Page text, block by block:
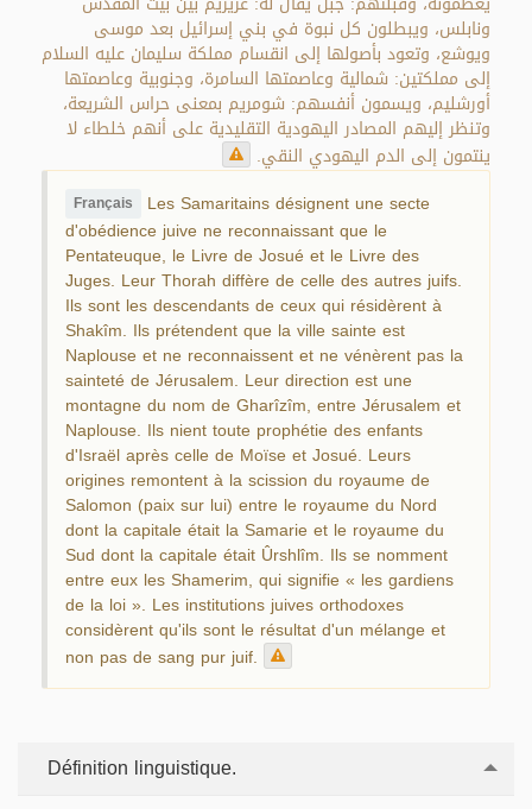
ونابلس، ويبطلون كل نبوة في بني إسرائيل بعد موسى
ويوشع، وتعود بأصولها إلى انقسام مملكة سليمان عليه السلام
إلى مملكتين: شمالية وعاصمتها السامرة، وجنوبية وعاصمتها
أورشليم، ويسمون أنفسهم: شومريم بمعنى حراس الشريعة،
وتنظر إليهم المصادر اليهودية التقليدية على أنهم خلطاء لا
ينتمون إلى الدم اليهودي النقي.
Français
Les Samaritains désignent une secte
d'obédience juive ne reconnaissant que le
Pentateuque, le Livre de Josué et le Livre des
Juges. Leur Thorah diffère de celle des autres juifs.
Ils sont les descendants de ceux qui résidèrent à
Shakîm. Ils prétendent que la ville sainte est
Naplouse et ne reconnaissent et ne vénèrent pas la
sainteté de Jérusalem. Leur direction est une
montagne du nom de Gharîzîm, entre Jérusalem et
Naplouse. Ils nient toute prophétie des enfants
d'Israël après celle de Moïse et Josué. Leurs
origines remontent à la scission du royaume de
Salomon (paix sur lui) entre le royaume du Nord
dont la capitale était la Samarie et le royaume du
Sud dont la capitale était Ûrshlîm. Ils se nomment
entre eux les Shamerim, qui signifie « les gardiens
de la loi ». Les institutions juives orthodoxes
considèrent qu'ils sont le résultat d'un mélange et
non pas de sang pur juif.
Définition linguistique.